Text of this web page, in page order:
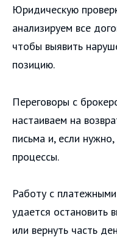
Юридическую
анализируем все
чтобы выявить
позицию.
Переговоры с
настаиваем на
письма и, если
процессы.
Работу с
удается остановить
или вернуть часть